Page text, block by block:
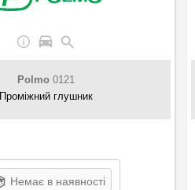
Polmo0121
Проміжний глушник
Немає в наявності